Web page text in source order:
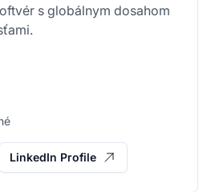
s globálnym dosahom
LinkedIn Profile